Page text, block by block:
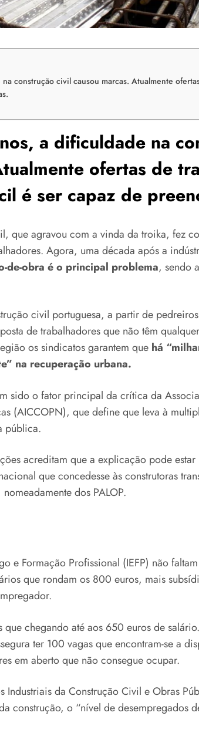
na construção civil causou marcas. Atualmente
a dificuldade na
ofertas de
é ser capaz de
que agravou com a vinda da troika, fez
Agora, uma década após a
de-obra é o principal problema, sendo
civil portuguesa, a partir de
de trabalhadores que não têm
os sindicatos garantem que há
na recuperação urbana.
sido o fator principal da crítica da
(AICCOPN), que define que leva à
pública.
acreditam que a explicação pode
que concedesse às construtoras
dos PALOP.
e Formação Profissional (IEFP) não
que rondam os 800 euros, mais
chegando até aos 650 euros de
ter 100 vagas que encontram-se a
em aberto que não consegue ocupar.
Industriais da Construção Civil e Obras
construção, o “nível de desempregados